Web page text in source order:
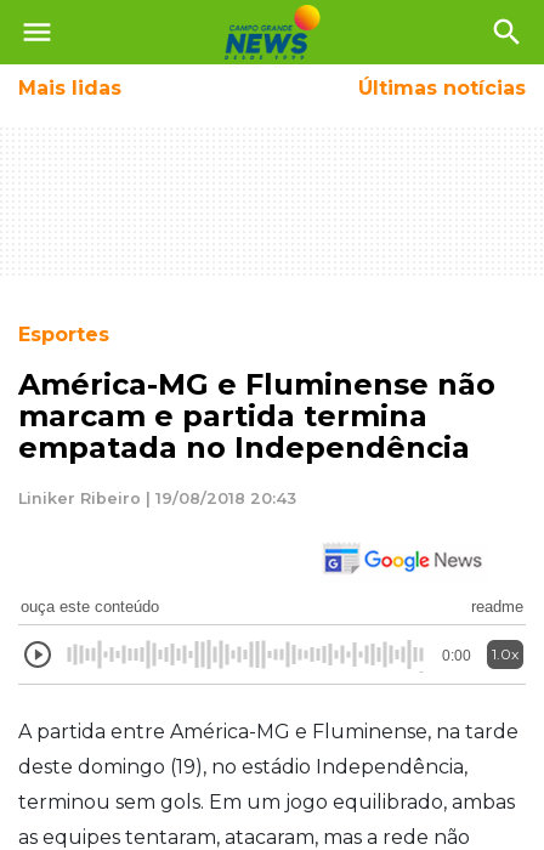
menu search
Mais lidas Últimas notícias
Esportes
América-MG e Fluminense não
marcam e partida termina
empatada no Independência
Liniker Ribeiro | 19/08/2018 20:43
ouça este conteúdo readme
0:00 1.0x
A partida entre América-MG e Fluminense, na tarde
deste domingo (19), no estádio Independência,
terminou sem gols. Em um jogo equilibrado, ambas
as equipes tentaram, atacaram, mas a rede não